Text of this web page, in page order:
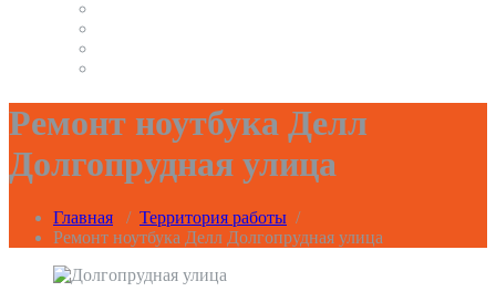
Ремонт ноутбука Делл
Долгопрудная улица
Главная / Территория работы /
Ремонт ноутбука Делл Долгопрудная улица